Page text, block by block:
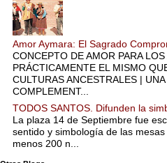
Amor Aymara: El Sagrado
CONCEPTO DE AMOR PARA
PRÁCTICAMENTE EL MISMO
CULTURAS ANCESTRALES |
COMPLEMENT...
TODOS SANTOS. Difunden la
La plaza 14 de Septiembre fue
sentido y simbología de las
menos 200 n...